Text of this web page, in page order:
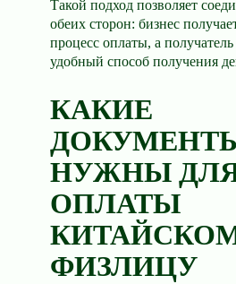
Такой подход позволяет
обеих сторон: бизнес
процесс оплаты, а
удобный способ получения
КАКИЕ
НУЖНЫ
ОПЛАТЫ
ФИЗЛИЦУ